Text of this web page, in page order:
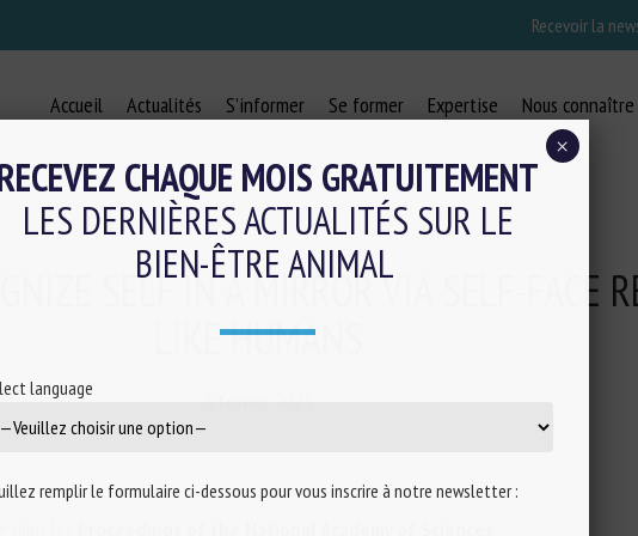
Recevoir la
Accueil Actualités S’informer Se former Expertise Nous connaître
SELF IN A MIRROR VIA SELF-FACE
LIKE HUMANS
les
CHAQUE MOIS GRATUITEMENT
LES DERNIÈRES ACTUALITÉS SUR LE
BIEN-ÊTRE ANIMAL
language
remplir le formulaire ci-dessous pour vous inscrire à notre newsletter :
×